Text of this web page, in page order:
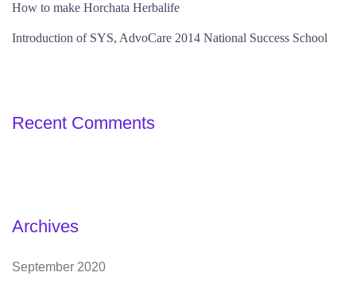
How to make Horchata Herbalife
Introduction of SYS, AdvoCare 2014 National Success School
Recent Comments
Archives
September 2020